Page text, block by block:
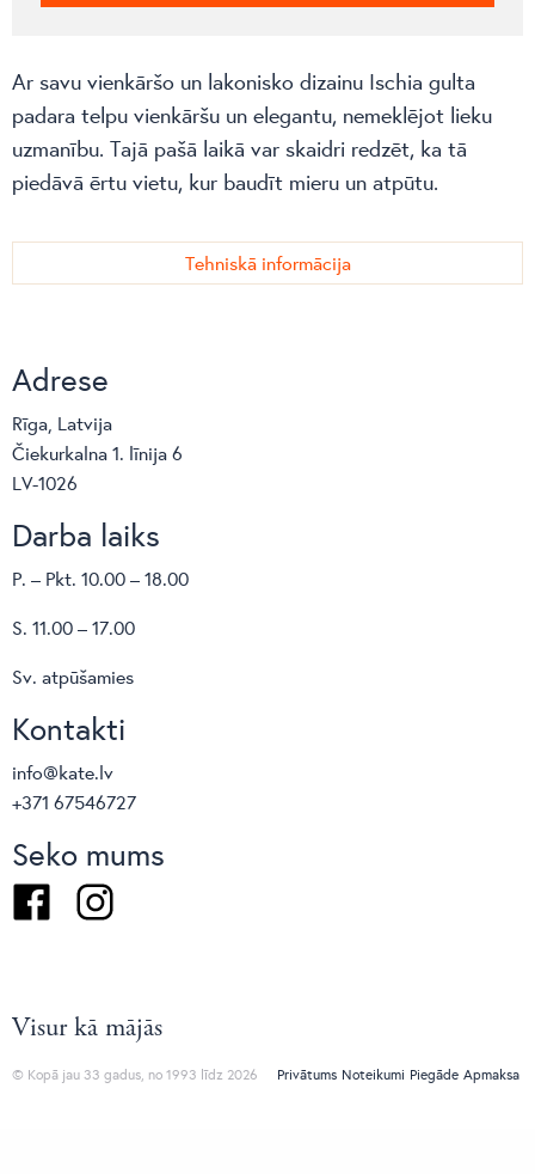
Ar savu vienkāršo un lakonisko dizainu Ischia gulta
padara telpu vienkāršu un elegantu, nemeklējot lieku
uzmanību. Tajā pašā laikā var skaidri redzēt, ka tā
piedāvā ērtu vietu, kur baudīt mieru un atpūtu.
Tehniskā informācija
Adrese
Rīga, Latvija
Čiekurkalna 1. līnija 6
LV-1026
Darba laiks
P. – Pkt. 10.00 – 18.00
S. 11.00 – 17.00
Sv. atpūšamies
Kontakti
info@kate.lv
+371 67546727
Seko mums
FacebookInstagram
Visur kā mājās
© Kopā jau 33 gadus, no 1993 līdz 2026 Privātums Noteikumi Piegāde Apmaksa